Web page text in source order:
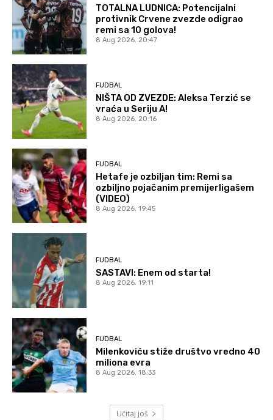
TOTALNA LUDNICA: Potencijalni
protivnik Crvene zvezde odigrao
remi sa 10 golova!
8 Aug 2026. 20:47
FUDBAL
NIŠTA OD ZVEZDE: Aleksa Terzić se
vraća u Seriju A!
8 Aug 2026. 20:16
FUDBAL
Hetafe je ozbiljan tim: Remi sa
ozbiljno pojačanim premijerligašem
(VIDEO)
8 Aug 2026. 19:45
FUDBAL
SASTAVI: Enem od starta!
8 Aug 2026. 19:11
FUDBAL
Milenkoviću stiže društvo vredno 40
miliona evra
8 Aug 2026. 18:33
Učitaj još